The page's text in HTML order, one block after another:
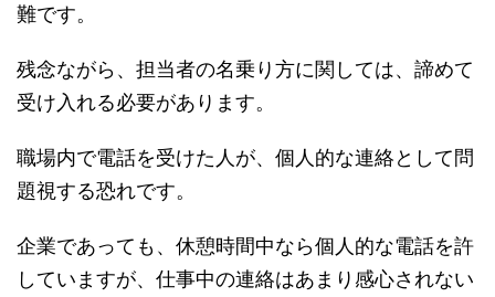
難です。
残念ながら、担当者の名乗り方に関しては、諦めて
受け入れる必要があります。
職場内で電話を受けた人が、個人的な連絡として問
題視する恐れです。
企業であっても、休憩時間中なら個人的な電話を許
していますが、仕事中の連絡はあまり感心されない